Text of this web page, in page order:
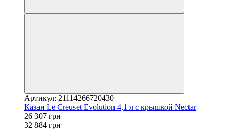
Артикул: 21114266720430
Казан Le Creuset Evolution 4,1 л с крышкой Nectar
26 307 грн
32 884 грн